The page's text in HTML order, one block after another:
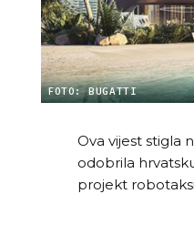
FOTO: BUGATTI
Ova vijest stigla
odobrila
projekt